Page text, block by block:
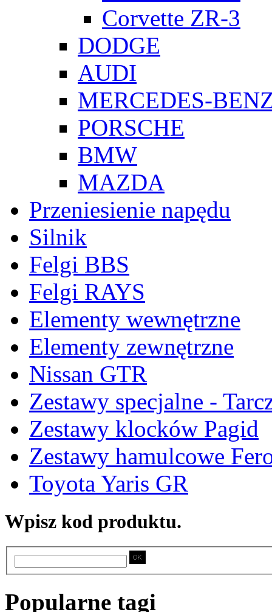
Corvette ZR-3
DODGE
AUDI
MERCEDES-
PORSCHE
BMW
MAZDA
Przeniesienie napędu
Silnik
Felgi BBS
Felgi RAYS
Elementy wewnętrzne
Elementy zewnętrzne
Nissan GTR
Zestawy specjalne -
Zestawy klocków Pagid
Zestawy hamulcowe
Toyota Yaris GR
Wpisz kod produktu.
Popularne tagi